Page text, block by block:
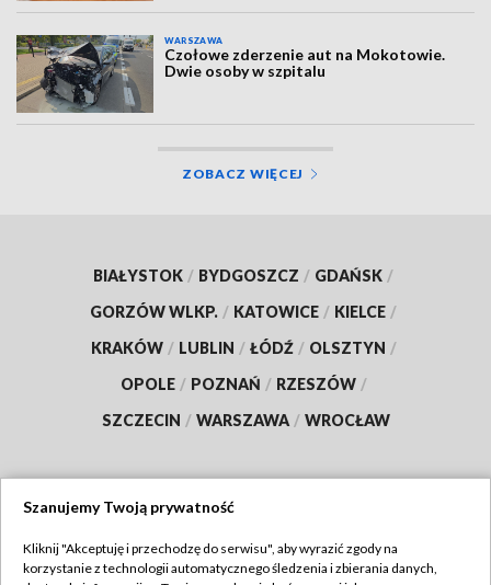
WARSZAWA
Czołowe zderzenie aut na Mokotowie.
Dwie osoby w szpitalu
ZOBACZ WIĘCEJ
BIAŁYSTOK / BYDGOSZCZ / GDAŃSK /
GORZÓW WLKP. / KATOWICE / KIELCE /
KRAKÓW / LUBLIN / ŁÓDŹ / OLSZTYN /
OPOLE / POZNAŃ / RZESZÓW /
SZCZECIN / WARSZAWA / WROCŁAW
TVP
Szanujemy Twoją prywatność
Kliknij "Akceptuję i przechodzę do serwisu", aby wyrazić zgody na
korzystanie z technologii automatycznego śledzenia i zbierania danych,